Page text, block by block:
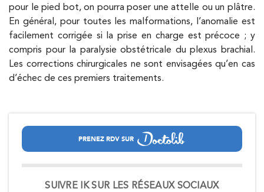
pour le pied bot, on pourra poser une attelle ou un plâtre.
En général, pour toutes les malformations, l’anomalie est
facilement corrigée si la prise en charge est précoce ; y
compris pour la paralysie obstétricale du plexus brachial.
Les corrections chirurgicales ne sont envisagées qu’en cas
d’échec de ces premiers traitements.
PRENEZ RDV SUR
SUIVRE IK SUR LES RÉSEAUX SOCIAUX